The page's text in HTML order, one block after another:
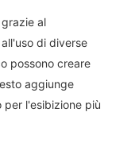
al
di diverse
possono creare
aggiunge
per l'esibizione più